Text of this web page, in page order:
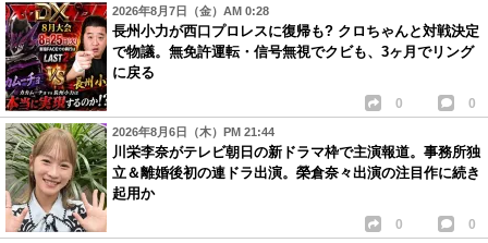
2026年8月7日（金）AM 0:28
長州小力が西口プロレスに復帰も? クロちゃんと対戦決定
で物議。無免許運転・信号無視でクビも、3ヶ月でリング
に戻る
0 0
2026年8月6日（木）PM 21:44
川栄李奈がテレビ朝日の新ドラマ枠で主演報道。事務所独
立＆離婚後初の連ドラ出演。榮倉奈々出演の注目作に続き
起用か
0 0